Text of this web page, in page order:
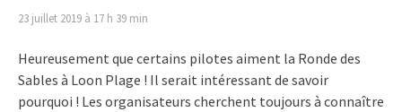
23 juillet 2019 à 17 h 39 min
Heureusement que certains pilotes aiment la Ronde des
Sables à Loon Plage ! Il serait intéressant de savoir
pourquoi ! Les organisateurs cherchent toujours à connaître